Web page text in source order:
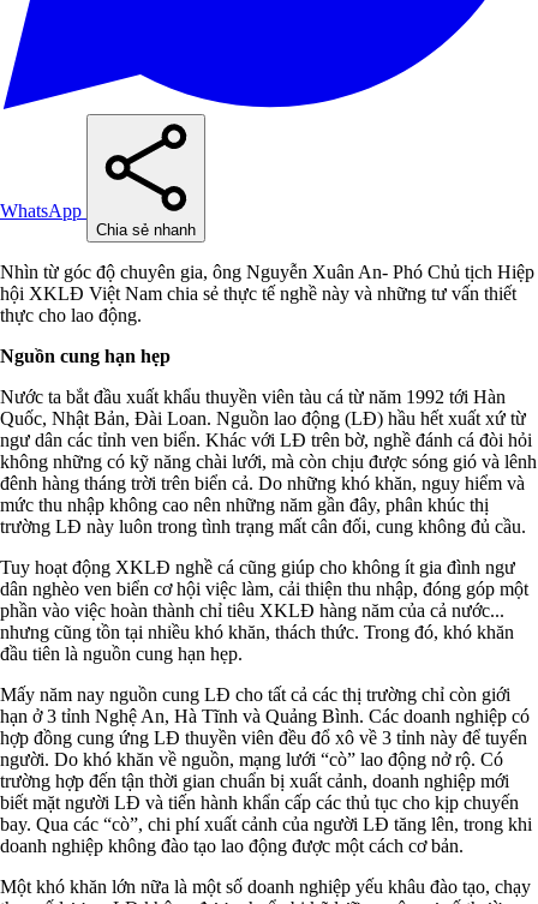
WhatsApp
Chia sẻ nhanh
Nhìn từ góc độ chuyên gia, ông Nguyễn Xuân An- Phó Chủ tịch Hiệp
hội XKLĐ Việt Nam chia sẻ thực tế nghề này và những tư vấn thiết
thực cho lao động.
Nguồn cung hạn hẹp
Nước ta bắt đầu xuất khẩu thuyền viên tàu cá từ năm 1992 tới Hàn
Quốc, Nhật Bản, Đài Loan. Nguồn lao động (LĐ) hầu hết xuất xứ từ
ngư dân các tỉnh ven biển. Khác với LĐ trên bờ, nghề đánh cá đòi hỏi
không những có kỹ năng chài lưới, mà còn chịu được sóng gió và lênh
đênh hàng tháng trời trên biển cả. Do những khó khăn, nguy hiểm và
mức thu nhập không cao nên những năm gần đây, phân khúc thị
trường LĐ này luôn trong tình trạng mất cân đối, cung không đủ cầu.
Tuy hoạt động XKLĐ nghề cá cũng giúp cho không ít gia đình ngư
dân nghèo ven biển cơ hội việc làm, cải thiện thu nhập, đóng góp một
phần vào việc hoàn thành chỉ tiêu XKLĐ hàng năm của cả nước...
nhưng cũng tồn tại nhiều khó khăn, thách thức. Trong đó, khó khăn
đầu tiên là nguồn cung hạn hẹp.
Mấy năm nay nguồn cung LĐ cho tất cả các thị trường chỉ còn giới
hạn ở 3 tỉnh Nghệ An, Hà Tĩnh và Quảng Bình. Các doanh nghiệp có
hợp đồng cung ứng LĐ thuyền viên đều đổ xô về 3 tỉnh này để tuyển
người. Do khó khăn về nguồn, mạng lưới “cò” lao động nở rộ. Có
trường hợp đến tận thời gian chuẩn bị xuất cảnh, doanh nghiệp mới
biết mặt người LĐ và tiến hành khẩn cấp các thủ tục cho kịp chuyến
bay. Qua các “cò”, chi phí xuất cảnh của người LĐ tăng lên, trong khi
doanh nghiệp không đào tạo lao động được một cách cơ bản.
Một khó khăn lớn nữa là một số doanh nghiệp yếu khâu đào tạo, chạy